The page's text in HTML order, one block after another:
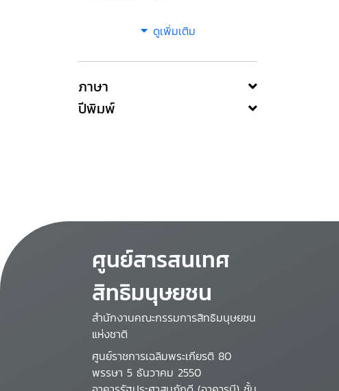
ดูเพิ่มเติม
ภาษา
ปีพิมพ์
ศูนย์สารสนเทศ
สิทธิมนุษยชน
สำนักงานคณะกรรมการสิทธิมนุษยชน
แห่งชาติ
ศูนย์ราชการเฉลิมพระเกียรติ 80
พรรษา 5 ธันวาคม 2550